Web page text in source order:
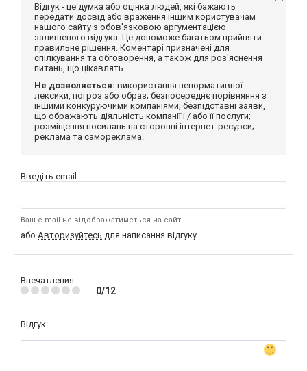
Відгук - це думка або оцінка людей, які бажають
передати досвід або враження іншим користувачам
нашого сайту з обов'язковою аргументацією
залишеного відгука. Це допоможе багатьом прийняти
правильне рішення. Коментарі призначені для
спілкування та обговорення, а також для роз'яснення
питань, що цікавлять.
Не дозволяється: використання ненормативної
лексики, погроз або образ; безпосереднє порівняння з
іншими конкуруючими компаніями; безпідставні заяви,
що ображають діяльність компанії і / або її послуги;
розміщення посилань на сторонні інтернет-ресурси;
реклама та самореклама.
Введіть email:
Ваш e-mail не відображатиметься на сайті
або Авторизуйтесь для написання відгуку
Впечатления
0/12
Відгук: